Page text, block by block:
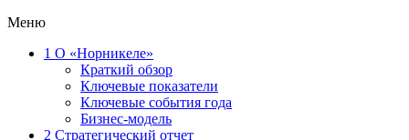
Меню
1 О «Норникеле»
Краткий обзор
Ключевые показатели
Ключевые события года
Бизнес-модель
2 Стратегический отчет